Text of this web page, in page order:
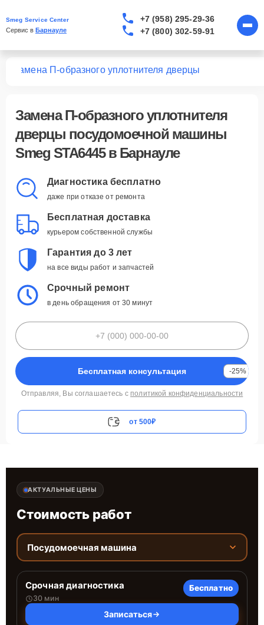
Smeg Service Center
Сервис в Барнауле
+7 (958) 295-29-36
+7 (800) 302-59-91
Замена П-образного уплотнителя дверцы
Замена П-образного уплотнителя
дверцы посудомоечной машины
Smeg STA6445 в Барнауле
Диагностика бесплатно
даже при отказе от ремонта
Бесплатная доставка
курьером собственной службы
Гарантия до 3 лет
на все виды работ и запчастей
Срочный ремонт
в день обращения от 30 минут
Бесплатная консультация -25%
Отправляя, Вы соглашаетесь с политикой конфиденциальности
от 500₽
АКТУАЛЬНЫЕ ЦЕНЫ
Стоимость работ
Посудомоечная машина
Срочная диагностика
30 мин
Бесплатно
Записаться